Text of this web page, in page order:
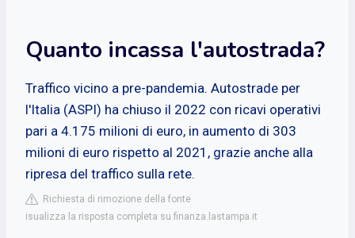
Quanto incassa l'autostrada?
Traffico vicino a pre-pandemia. Autostrade per
l'Italia (ASPI) ha chiuso il 2022 con ricavi operativi
pari a 4.175 milioni di euro, in aumento di 303
milioni di euro rispetto al 2021, grazie anche alla
ripresa del traffico sulla rete.
Richiesta di rimozione della fonte
isualizza la risposta completa su finanza.lastampa.it